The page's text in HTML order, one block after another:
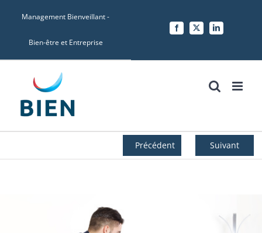
Management Bienveillant -
Bien-être et Entreprise
Facebook
X LinkedIn
Précédent Suivant